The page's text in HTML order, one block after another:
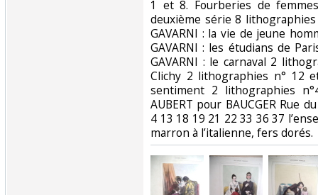
1 et 8. Fourberies de
deuxième série 8
GAVARNI : la vie de jeune
GAVARNI : les étudians de
GAVARNI : le carnaval 2
Clichy 2 lithographies n° 12
sentiment 2 lithographies
AUBERT pour BAUCGER Rue
4 13 18 19 21 22 33 36 37
marron à l’italienne, fers dorés. ‎